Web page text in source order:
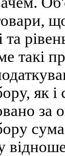
та
такі
як
за